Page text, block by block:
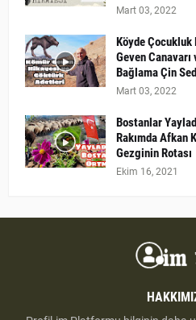
Mart 03, 2022
Köyde
Geven
Bağlama Çin
Mart 03, 2022
Bostanlar
Rakımda Afkan
Gezginin Rotası
Ekim 16, 2021